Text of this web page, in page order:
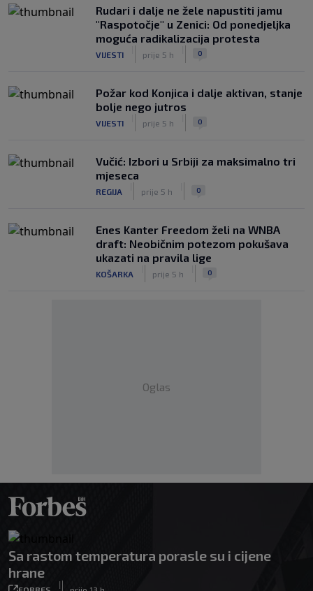
Rudari i dalje ne žele napustiti jamu
"Raspotočje" u Zenici: Od ponedjeljka
moguća radikalizacija protesta
VIJESTI prije 5 h 0
Požar kod Konjica i dalje aktivan, stanje
bolje nego jutros
VIJESTI prije 5 h 0
Vučić: Izbori u Srbiji za maksimalno tri
mjeseca
REGIJA prije 5 h 0
Enes Kanter Freedom želi na WNBA
draft: Neobičnim potezom pokušava
ukazati na pravila lige
KOŠARKA prije 5 h 0
Oglas
Sa rastom temperatura porasle su i cijene
hrane
|